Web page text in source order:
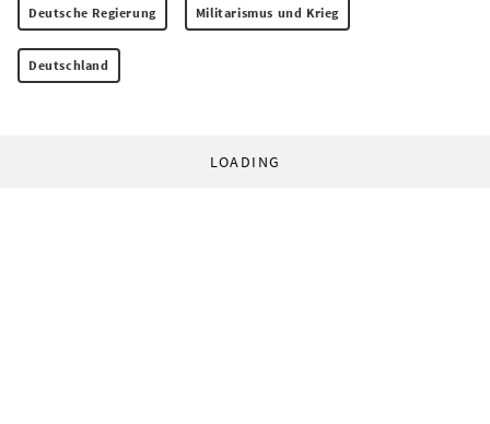
Deutsche Regierung Militarismus und Krieg
Deutschland
LOADING